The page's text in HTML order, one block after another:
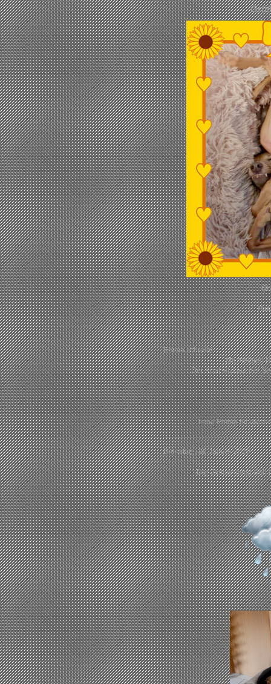
Emma schreibt :
Mit meinem
Der Kopf sitzt auf der
liebe Emma für
Dienstag , 28.Januar 2020
Der Januar neigt sich